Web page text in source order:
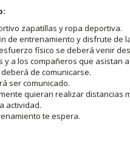
zapatillas y ropa deportiva.
de entrenamiento y disfrute de
físico se deberá venir
a los compañeros que asistan a
de comunicarse.
ser comunicado.
quieran realizar distancias
actividad.
te espera.